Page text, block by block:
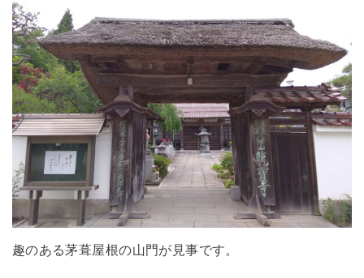
趣のある茅葺屋根の山門が見事です。